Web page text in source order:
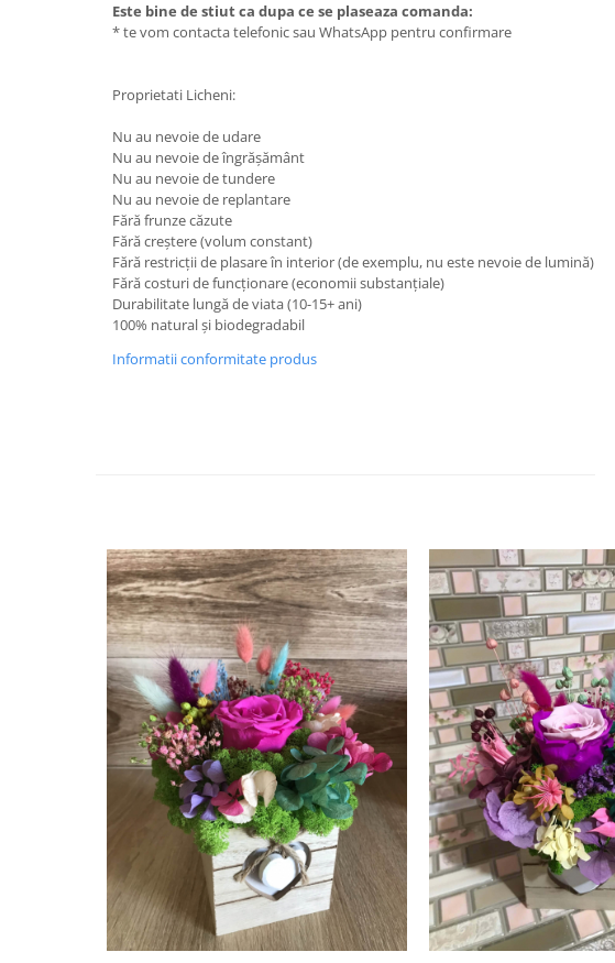
Este bine de stiut ca dupa ce se plaseaza comanda:
* te vom contacta telefonic sau WhatsApp pentru confirmare
Proprietati Licheni:
Nu au nevoie de udare
Nu au nevoie de îngrășământ
Nu au nevoie de tundere
Nu au nevoie de replantare
Fără frunze căzute
Fără creștere (volum constant)
Fără restricții de plasare în interior (de exemplu, nu este nevoie de lumină)
Fără costuri de funcționare (economii substanțiale)
Durabilitate lungă de viata (10-15+ ani)
100% natural și biodegradabil
Informatii conformitate produs